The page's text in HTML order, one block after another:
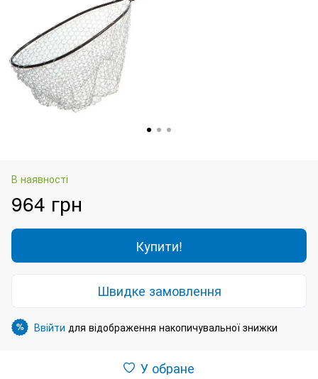
В наявності
964 грн
Купити!
Швидке замовлення
% Ввійти для відображення накопичувальної знижки
У обране